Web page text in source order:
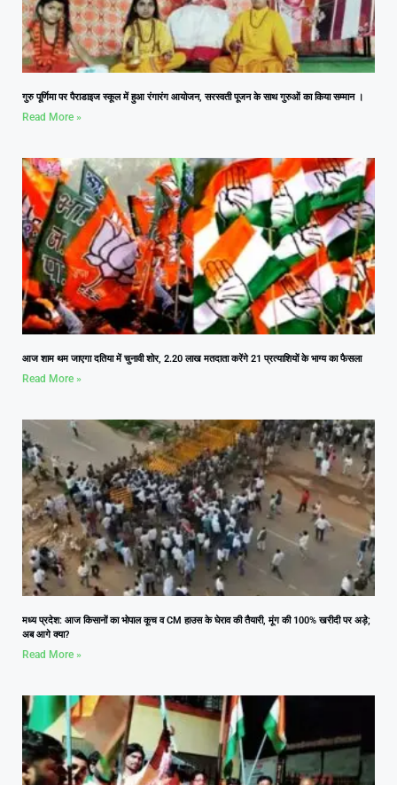
गुरु पूर्णिमा पर पैराडाइज स्कूल में हुआ रंगारंग आयोजन, सरस्वती पूजन के साथ गुरुओं का किया सम्मान ।
Read More »
आज शाम थम जाएगा दतिया में चुनावी शोर, 2.20 लाख मतदाता करेंगे 21 प्रत्याशियों के भाग्य का फैसला
Read More »
मध्य प्रदेश: आज किसानों का भोपाल कूच व CM हाउस के घेराव की तैयारी, मूंग की 100% खरीदी पर अड़े;
अब आगे क्या?
Read More »